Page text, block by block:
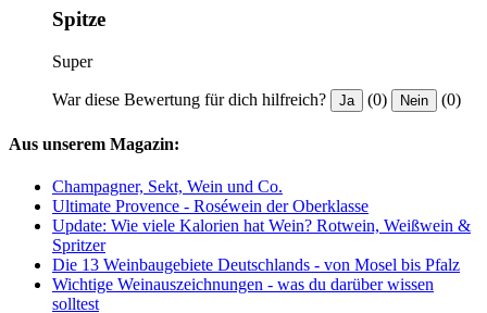
Spitze
Super
War diese Bewertung für dich hilfreich? Ja (0) Nein (0)
Aus unserem Magazin:
Champagner, Sekt, Wein und Co.
Ultimate Provence - Roséwein der Oberklasse
Update: Wie viele Kalorien hat Wein? Rotwein, Weißwein &
Spritzer
Die 13 Weinbaugebiete Deutschlands - von Mosel bis Pfalz
Wichtige Weinauszeichnungen - was du darüber wissen
solltest